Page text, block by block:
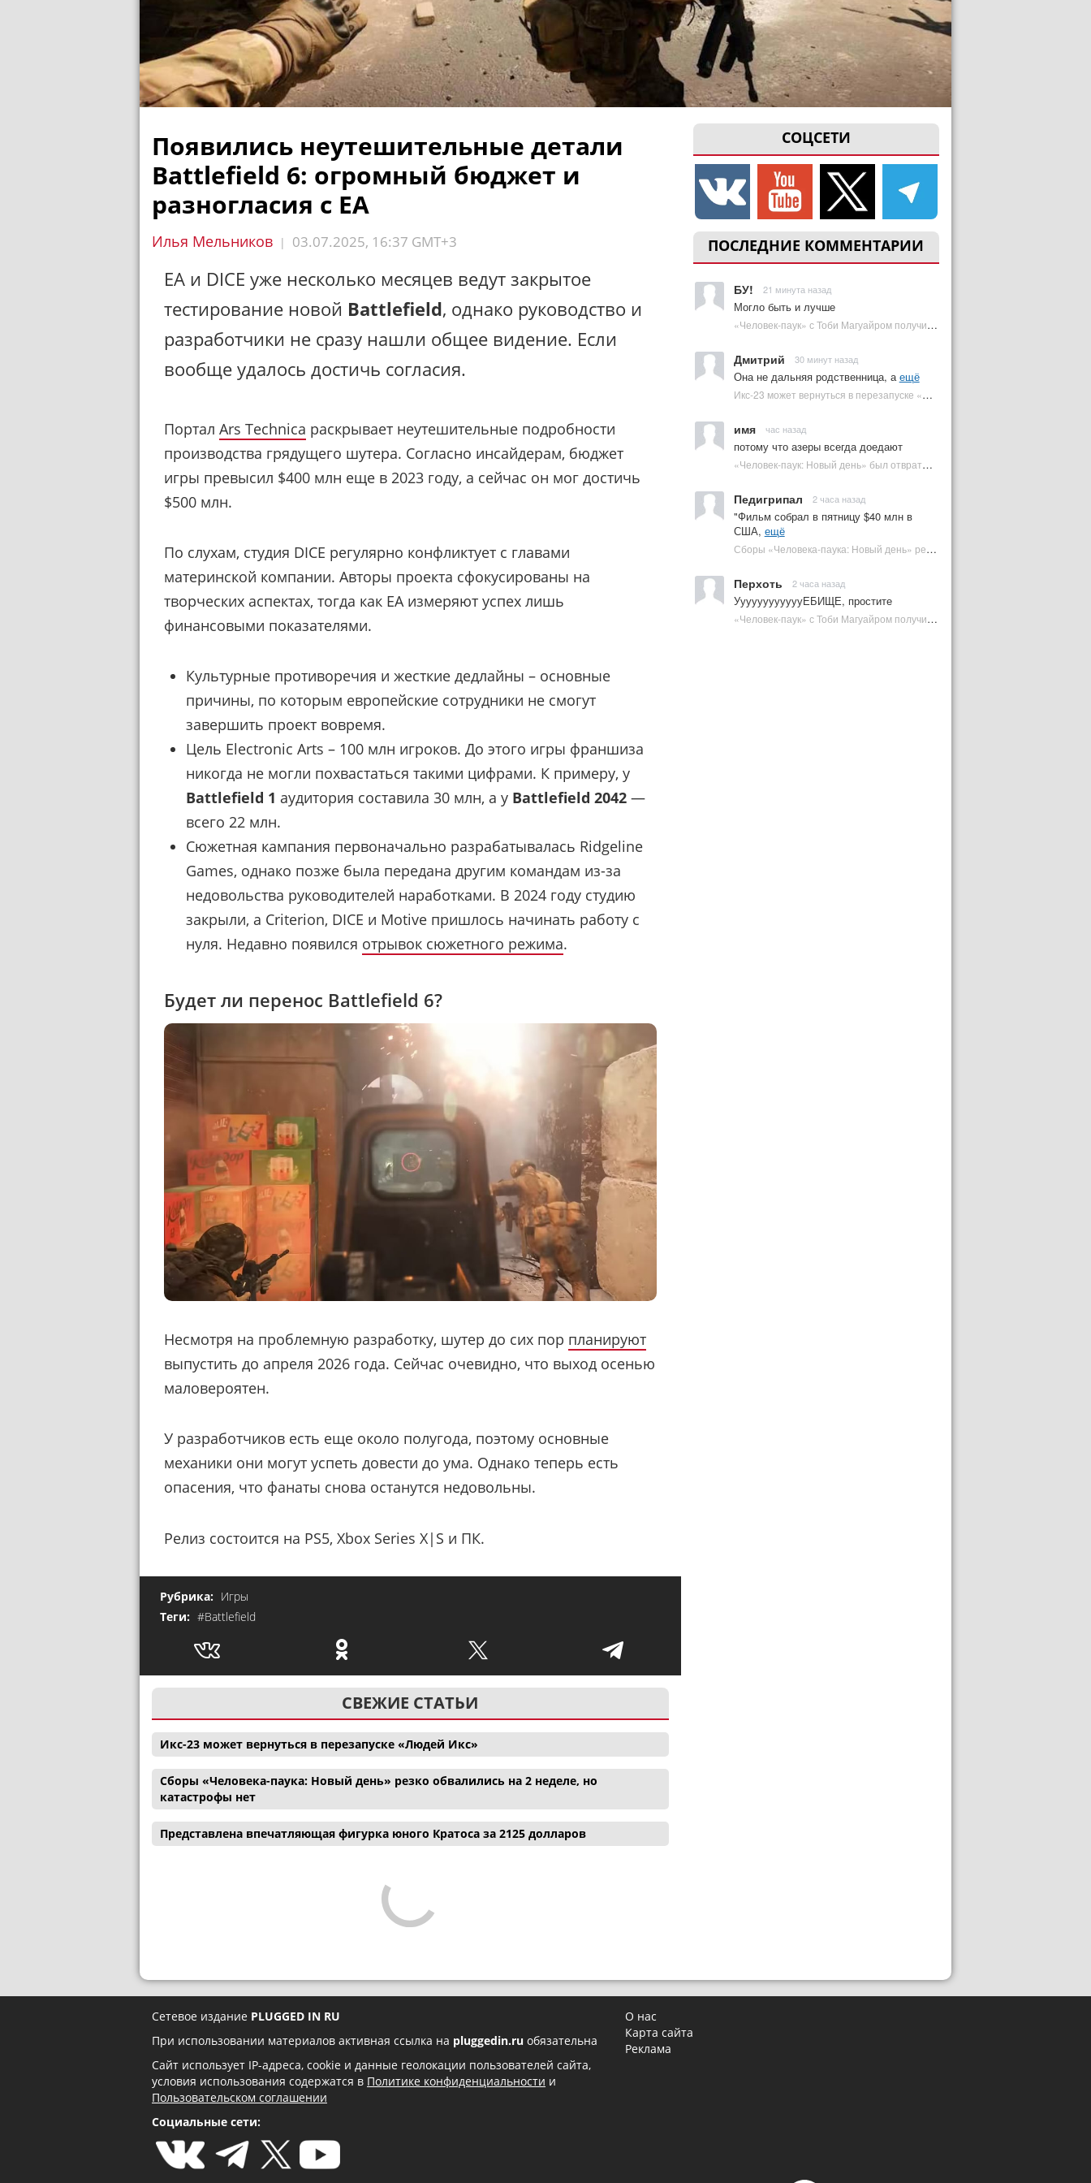
СОЦСЕТИ
ПОСЛЕДНИЕ КОММЕНТАРИИ
БУ! 21 минута назад
Могло быть и лучше
«Человек-паук» с Тоби Магуайром получил новый постер | Plugged In Ru
Дмитрий 30 минут назад
Она не дальняя родственница, аещё
Икс-23 может вернуться в перезапуске «Людей Икс» | Plugged In Ru
имя час назад
потому что азеры всегда доедают
«Человек-паук: Новый день» был отвратительным в одной из версий | Plugged In Ru
Педигрипал 2 часа назад
"Фильм собрал в пятницу $40 млн в
США, ещё
Сборы «Человека-паука: Новый день» резко обвалились на 2 неделе, но катастрофы нет | Plugged In Ru
Перхоть 2 часа назад
УуууууууууууЕБИЩЕ, простите
«Человек-паук» с Тоби Магуайром получил новый постер | Plugged In Ru
Появились неутешительные детали
Battlefield 6: огромный бюджет и
разногласия с EA
Илья Мельников | 03.07.2025, 16:37 GMT+3
EA и DICE уже несколько месяцев ведут закрытое
тестирование новой Battlefield, однако руководство и
разработчики не сразу нашли общее видение. Если
вообще удалось достичь согласия.
Портал Ars Technica раскрывает неутешительные подробности
производства грядущего шутера. Согласно инсайдерам, бюджет
игры превысил $400 млн еще в 2023 году, а сейчас он мог достичь
$500 млн.
По слухам, студия DICE регулярно конфликтует с главами
материнской компании. Авторы проекта сфокусированы на
творческих аспектах, тогда как EA измеряют успех лишь
финансовыми показателями.
Культурные противоречия и жесткие дедлайны – основные
причины, по которым европейские сотрудники не смогут
завершить проект вовремя.
Цель Electronic Arts – 100 млн игроков. До этого игры франшиза
никогда не могли похвастаться такими цифрами. К примеру, у
Battlefield 1 аудитория составила 30 млн, а у Battlefield 2042 —
всего 22 млн.
Сюжетная кампания первоначально разрабатывалась Ridgeline
Games, однако позже была передана другим командам из-за
недовольства руководителей наработками. В 2024 году студию
закрыли, а Criterion, DICE и Motive пришлось начинать работу с
нуля. Недавно появился отрывок сюжетного режима.
Будет ли перенос Battlefield 6?
Несмотря на проблемную разработку, шутер до сих пор планируют
выпустить до апреля 2026 года. Сейчас очевидно, что выход осенью
маловероятен.
У разработчиков есть еще около полугода, поэтому основные
механики они могут успеть довести до ума. Однако теперь есть
опасения, что фанаты снова останутся недовольны.
Релиз состоится на PS5, Xbox Series X|S и ПК.
Рубрика: Игры
Теги: #Battlefield
СВЕЖИЕ СТАТЬИ
Икс-23 может вернуться в перезапуске «Людей Икс»
Сборы «Человека-паука: Новый день» резко обвалились на 2 неделе, но
катастрофы нет
Представлена впечатляющая фигурка юного Кратоса за 2125 долларов
Сетевое издание PLUGGED IN RU
При использовании материалов активная ссылка на pluggedin.ru обязательна
Сайт использует IP-адреса, cookie и данные геолокации пользователей сайта,
условия использования содержатся в Политике конфиденциальности и
Пользовательском соглашении
Социальные сети:
О нас
Карта сайта
Реклама